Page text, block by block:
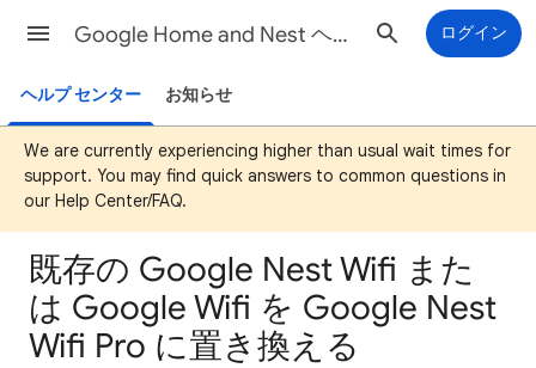
Google Home and Nest ヘルプ ログイン
ヘルプ センター お知らせ
We are currently experiencing higher than usual wait times for
support. You may find quick answers to common questions in
our Help Center/FAQ.
既存の Google Nest Wifi また
は Google Wifi を Google Nest
Wifi Pro に置き換える